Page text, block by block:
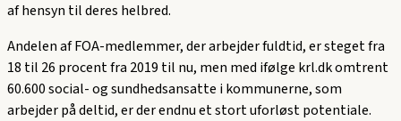
af hensyn til deres helbred.
Andelen af FOA-medlemmer, der arbejder fuldtid, er steget fra
18 til 26 procent fra 2019 til nu, men med ifølge krl.dk omtrent
60.600 social- og sundhedsansatte i kommunerne, som
arbejder på deltid, er der endnu et stort uforløst potentiale.